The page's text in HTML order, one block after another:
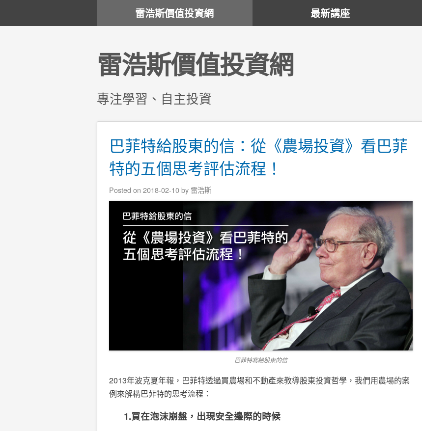
雷浩斯價值投資網 最新講座
雷浩斯價值投資網
專注學習、自主投資
巴菲特給股東的信：從《農場投資》看巴菲
特的五個思考評估流程！
Posted on 2018-02-10by 雷浩斯
巴菲特寫給股東的信
2013年波克夏年報，巴菲特透過買農場和不動產來教導股東投資哲學，我們用農場的案
例來解構巴菲特的思考流程：
1.買在泡沫崩盤，出現安全邊際的時候